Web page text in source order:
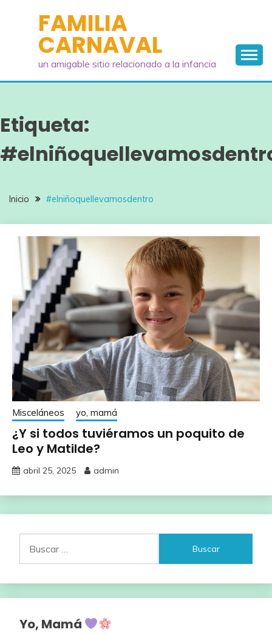
contenidoFAMILIA
CARNAVAL
un amigable sitio relacionado a la infancia
Etiqueta:
Inicio #elniñoquellevamosdentro
Misceláneos yo, mamá
¿Y si todos tuviéramos un poquito de
Leo y Matilde?
abril 25, 2025 admin
Yo, Mamá